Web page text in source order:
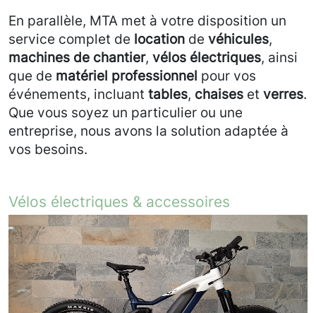
En parallèle, MTA met à votre disposition un
service complet de location de véhicules,
machines de chantier, vélos électriques, ainsi
que de matériel professionnel pour vos
événements, incluant tables, chaises et verres.
Que vous soyez un particulier ou une
entreprise, nous avons la solution adaptée à
vos besoins.
Vélos électriques & accessoires